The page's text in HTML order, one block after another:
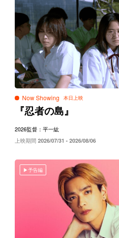
Now Showing
『忍者の島』
2026監督：平一紘
上映期間 2026/07/31 - 2026/08/06
予告編